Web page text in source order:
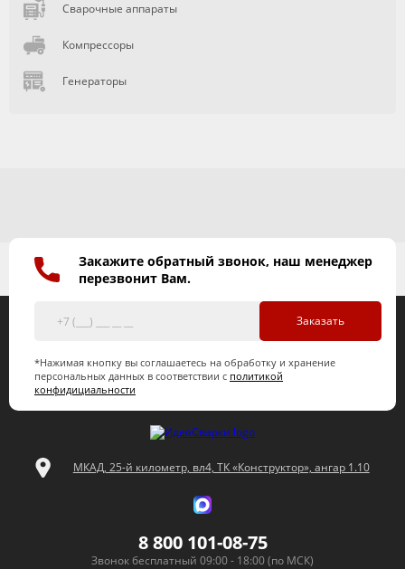
Сварочные аппараты
Компрессоры
Генераторы
Закажите обратный звонок, наш менеджер
перезвонит Вам.
Заказать
*Нажимая кнопку вы соглашаетесь на обработку и хранение
персональных данных в соответствии с политикой
конфидициальности
МКАД, 25-й километр, вл4, ТК «Конструктор», ангар 1.10
8 800 101-08-75
Звонок бесплатный 09:00 - 18:00 (по МСК)